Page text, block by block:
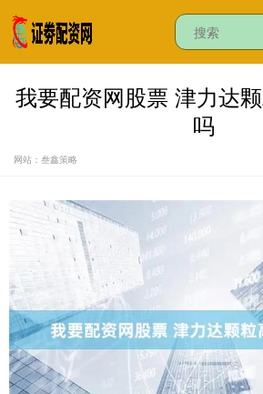
我要配资网股票 津力达
吗
网站：叁鑫策略